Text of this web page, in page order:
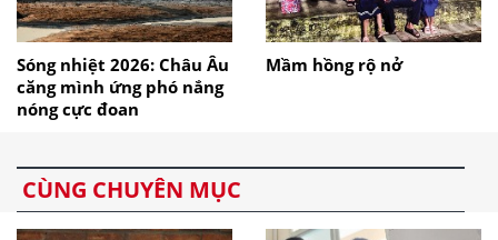
Sóng nhiệt 2026: Châu Âu
căng mình ứng phó nắng
nóng cực đoan
Mầm hồng rộ nở
CÙNG CHUYÊN MỤC